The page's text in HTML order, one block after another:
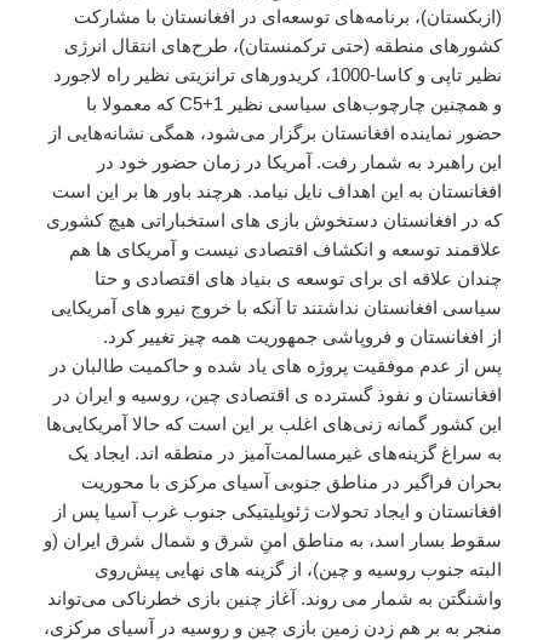
(ازبکستان)، برنامه‌های توسعه‌ای در افغانستان با مشارکت
کشورهای منطقه (حتی ترکمنستان)، طرح‌های انتقال انرژی
نظیر تاپی و کاسا-1000، کریدورهای ترانزیتی نظیر راه لاجورد
و همچنین چارچوب‌های سیاسی نظیر C5+1 که معمولا با
حضور نماینده افغانستان برگزار می‌شود، همگی نشانه‌هایی از
این راهبرد به شمار رفت. آمریکا در زمان حضور خود در
افغانستان به این اهداف نایل نیامد. هرچند باور ها بر این است
که در افغانستان دستخوش بازی های استخباراتی هیچ کشوری
علاقمند توسعه و انکشاف اقتصادی نیست و آمریکای ها هم
چندان علاقه ای برای توسعه ی بنیاد های اقتصادی و حتا
سیاسی افغانستان نداشتند تا آنکه با خروج نیرو های آمریکایی
از افغانستان و فروپاشی جمهوریت همه چیز تغییر کرد.
پس از عدم موفقیت پروژه های یاد شده و حاکمیت طالبان در
افغانستان و نفوذ گسترده ی اقتصادی چین، روسیه و ایران در
این کشور گمانه زنی‌های اغلب بر این است که حالا آمریکایی‌ها
به سراغ گزینه‌های غیرمسالمت‌آمیز در منطقه اند. ایجاد یک
بحران فراگیر در مناطق جنوبی آسیای مرکزی با محوریت
افغانستان و ایجاد تحولات ژئوپلیتیکی جنوب غرب آسیا پس از
سقوط بسار اسد، به مناطق امنِ شرق و شمال شرق ایران (و
البته جنوب روسیه و چین)، از گزینه های نهایی پیش‌روی
واشنگتن به شمار می روند. آغاز چنین بازی خطرناکی می‌تواند
منجر به بر هم زدن زمین بازی چین و روسیه در آسیای مرکزی،